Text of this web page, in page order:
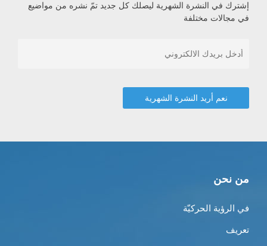
إشترك في النشرة الشهرية ليصلك كل جديد تمّ نشره من مواضيع
في مجالات مختلفة
من نحن
في الرؤية الحركيّة
تعريف